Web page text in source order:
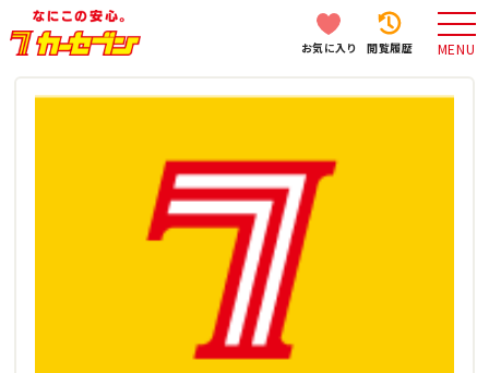
お気に入り 閲覧履歴 MENU